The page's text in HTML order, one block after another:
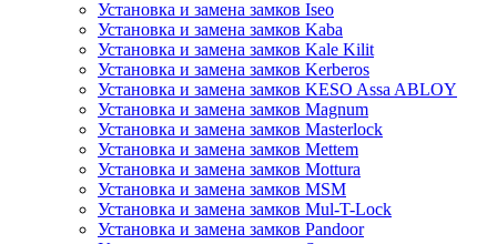
Установка и замена замков Iseo
Установка и замена замков Kaba
Установка и замена замков Kale Kilit
Установка и замена замков Kerberos
Установка и замена замков KESO Assa ABLOY
Установка и замена замков Magnum
Установка и замена замков Masterlock
Установка и замена замков Mettem
Установка и замена замков Mottura
Установка и замена замков MSM
Установка и замена замков Mul-T-Lock
Установка и замена замков Pandoor